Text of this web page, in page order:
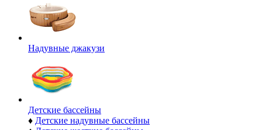
Надувные джакузи
Детские бассейны
♦ Детские надувные бассейны